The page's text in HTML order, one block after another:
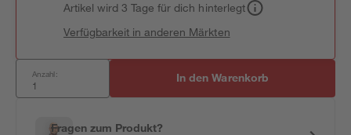
Artikel wird 3 Tage für dich hinterlegt
Verfügbarkeit in anderen Märkten
Anzahl: In den Warenkorb
Fragen zum Produkt?